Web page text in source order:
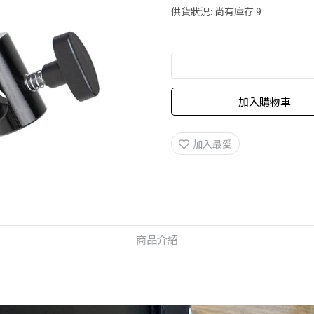
供貨狀況: 尚有庫存 9
加入購物車
加入最愛
商品介紹